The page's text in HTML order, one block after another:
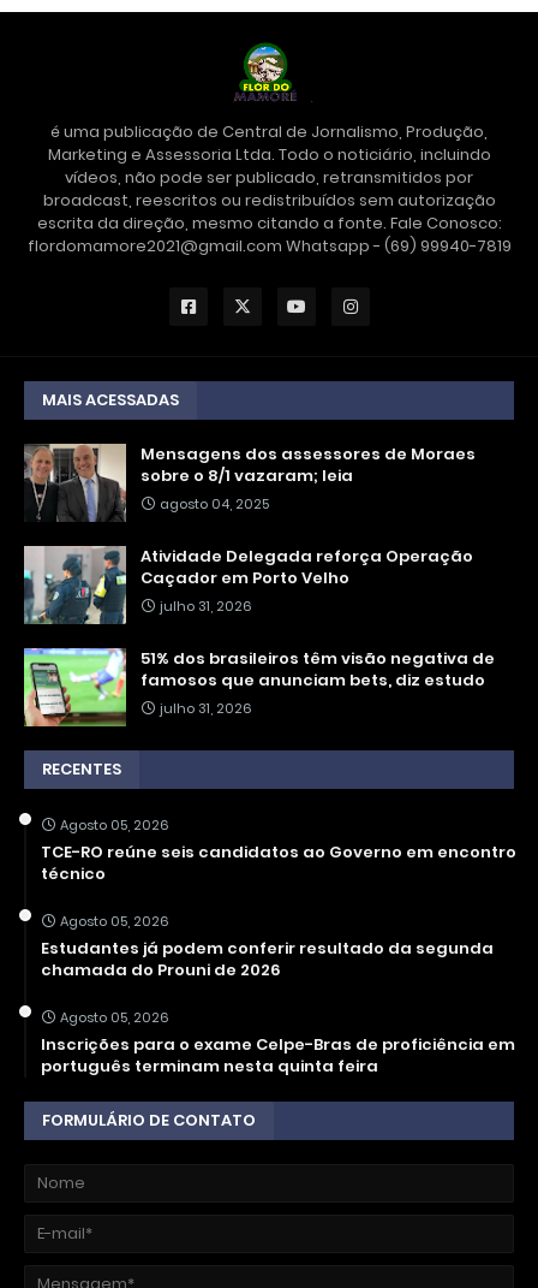
é uma publicação de Central de Jornalismo, Produção,
Marketing e Assessoria Ltda. Todo o noticiário, incluindo
vídeos, não pode ser publicado, retransmitidos por
broadcast, reescritos ou redistribuídos sem autorização
escrita da direção, mesmo citando a fonte. Fale Conosco:
flordomamore2021@gmail.com Whatsapp - (69) 99940-7819
MAIS ACESSADAS
Mensagens dos assessores de Moraes
sobre o 8/1 vazaram; leia
agosto 04, 2025
Atividade Delegada reforça Operação
Caçador em Porto Velho
julho 31, 2026
51% dos brasileiros têm visão negativa de
famosos que anunciam bets, diz estudo
julho 31, 2026
RECENTES
Agosto 05, 2026
TCE-RO reúne seis candidatos ao Governo em encontro
técnico
Agosto 05, 2026
Estudantes já podem conferir resultado da segunda
chamada do Prouni de 2026
Agosto 05, 2026
Inscrições para o exame Celpe-Bras de proficiência em
português terminam nesta quinta feira
FORMULÁRIO DE CONTATO